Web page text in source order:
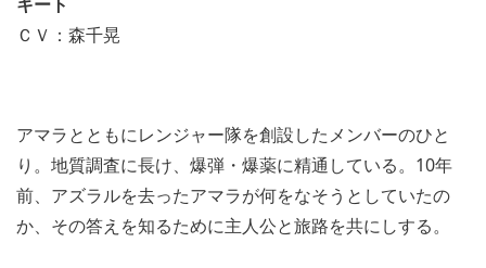
ＣＶ：森千晃
アマラとともにレンジャー隊を創設したメンバーのひと
り。地質調査に長け、爆弾・爆薬に精通している。10年
前、アズラルを去ったアマラが何をなそうとしていたの
か、その答えを知るために主人公と旅路を共にしする。